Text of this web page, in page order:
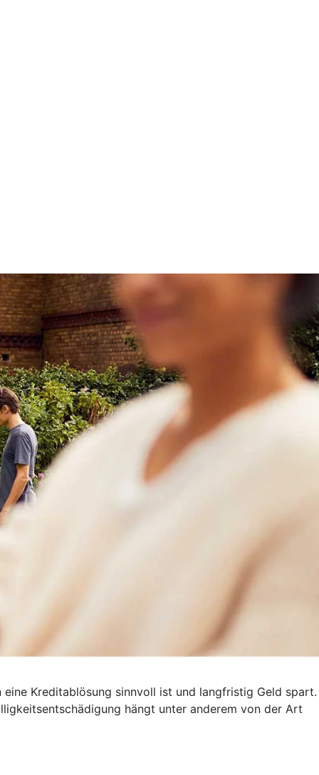
Kreditablösung sinnvoll ist und langfristig Geld spart.
hängt unter anderem von der Art